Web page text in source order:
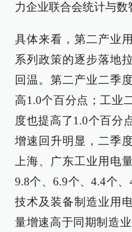
力企业联合会统计与数
具体来看，第二产业
系列政策的逐步落地
回温。第二产业二季
高1.0个百分点；工业
度也提高了1.0个百分
增速回升明显，二季
上海、广东工业用电
9.8个、6.9个、4.4个
技术及装备制造业用
量增速高于同期制造